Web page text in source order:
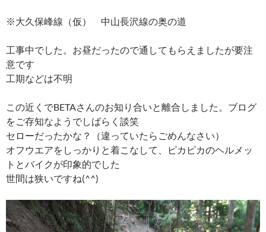
※大久保峰線（仮） 中山長沢線の奥の道
工事中でした。お昼だったので通してもらえましたが要注
意です
工期などは不明
この近くでBETAさんのお知り合いと離合しました。ブログ
をご存知なようでしばらく談笑
セローだったかな？（違っていたらごめんなさい）
オフウエアをしっかりと着こなして、ピカピカのヘルメッ
トとバイクが印象的でした
世間は狭いですね(^^)